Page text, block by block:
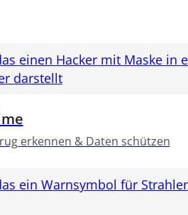
erkennen & Daten schützen